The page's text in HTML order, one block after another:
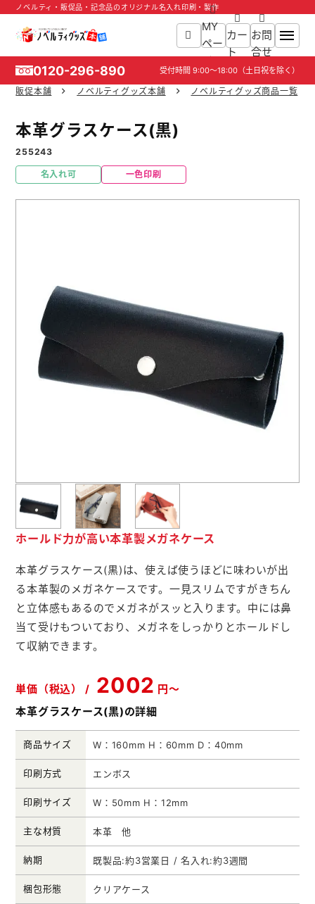
ノベルティ・販促品・記念品のオリジナル名入れ印刷・製作
MY
ペー
ジ
カー
ト
お問
合せ
0120-296-890 受付時間 9:00～18:00（土日祝を除く）
商品一覧
ご利用ガイド
お役立ち情報
よくあるご質問
名入れ印刷方法
ポケットティッシュ本舗
カレンダー本舗
カイロ本舗
キャンディー本舗
ボックスティッシュ本舗
クリアファイル本舗
ウェットティッシュ本舗
うちわ本舗
扇子本舗
ノベルティグッズ本舗
販促本舗 ノベルティグッズ本舗 ノベルティグッズ商品一覧
本革グラスケース(黒)
255243
名入れ可 一色印刷
ホールド力が高い本革製メガネケース
本革グラスケース(黒)は、使えば使うほどに味わいが出
る本革製のメガネケースです。一見スリムですがきちん
と立体感もあるのでメガネがスッと入ります。中には鼻
当て受けもついており、メガネをしっかりとホールドし
て収納できます。
単価（税込） / 2002 円～
本革グラスケース(黒)の詳細
商品サイズ W：160mm H：60mm D：40mm
印刷方式 エンボス
印刷サイズ W：50mm H：12mm
主な材質 本革 他
納期 既製品:約3営業日 / 名入れ:約3週間
梱包形態 クリアケース